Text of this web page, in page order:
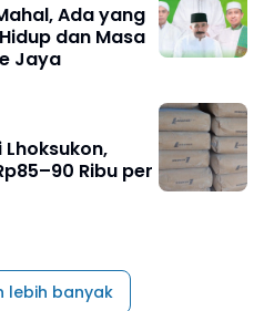
Ada yang
dan Masa
Jaya
Ribu per
lebih banyak